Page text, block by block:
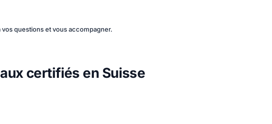
questions et vous accompagner.
certifiés en Suisse